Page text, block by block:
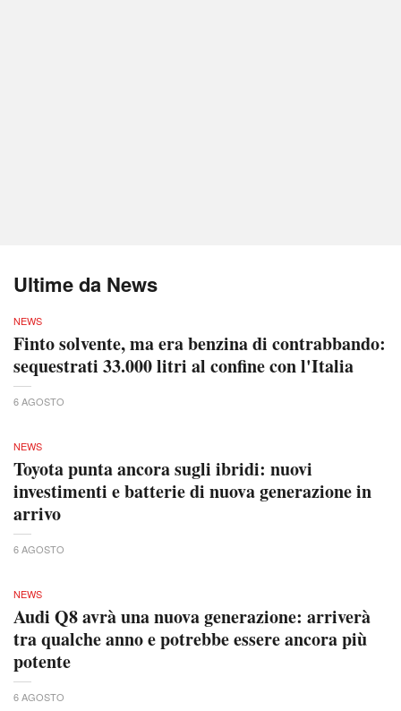
Ultime da News
NEWS
Finto solvente, ma era benzina di contrabbando:
sequestrati 33.000 litri al confine con l'Italia
6 AGOSTO
NEWS
Toyota punta ancora sugli ibridi: nuovi
investimenti e batterie di nuova generazione in
arrivo
6 AGOSTO
NEWS
Audi Q8 avrà una nuova generazione: arriverà
tra qualche anno e potrebbe essere ancora più
potente
6 AGOSTO